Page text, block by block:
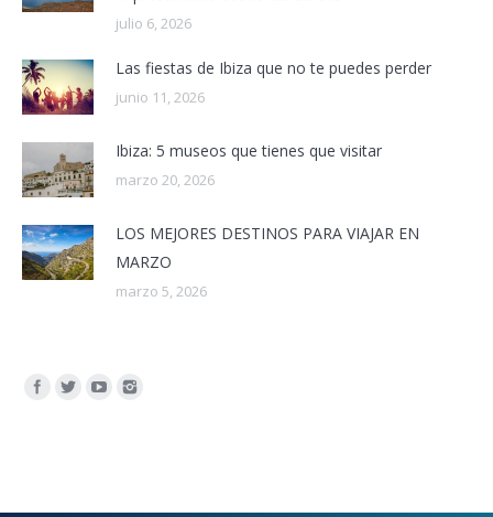
julio 6, 2026
Las fiestas de Ibiza que no te puedes perder
junio 11, 2026
Ibiza: 5 museos que tienes que visitar
marzo 20, 2026
LOS MEJORES DESTINOS PARA VIAJAR EN
MARZO
marzo 5, 2026
Encuéntranos en: